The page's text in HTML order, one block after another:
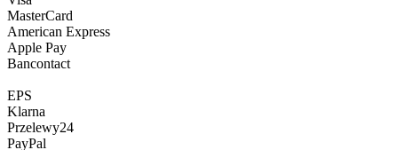
MasterCard
American Express
Apple Pay
Bancontact
EPS
Klarna
Przelewy24
PayPal